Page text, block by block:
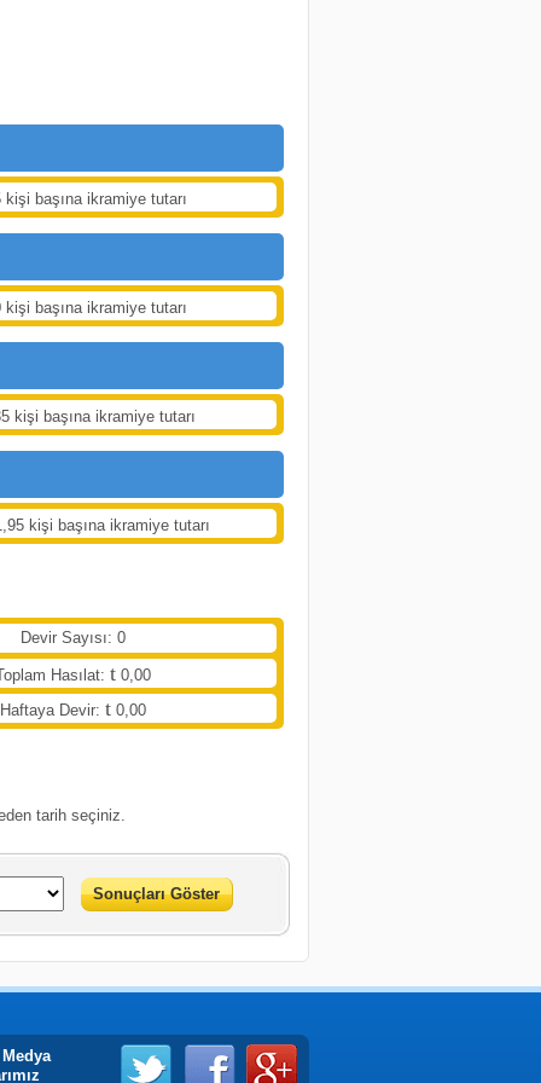
kişi başına ikramiye tutarı
kişi başına ikramiye tutarı
kişi başına ikramiye tutarı
kişi başına ikramiye tutarı
Devir Sayısı: 0
Hasılat:
0,00
Haftaya Devir:
0,00
tarih seçiniz.
Sonuçları Göster